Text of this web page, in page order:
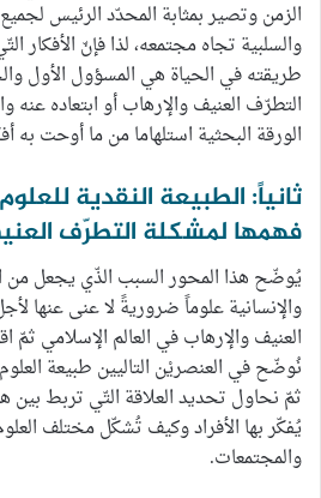
الزمن وتصير بمثابة المحدّد الرئيس
والسلبية تجاه مجتمعه، لذا فإنّ الأفكار
طريقته في الحياة هي المسؤول الأول
التطرّف العنيف والإرهاب أو ابتعاده
الورقة البحثية استلهاما من ما أوحت به
ثانياً: الطبيعة النقدية
فهمها لمشكلة التطرّف
يُوضّح هذا المحور السبب الذّي يجعل من
والإنسانية علوماً ضروريةً لا عنى عنها
العنيف والإرهاب في العالم الإسلامي
نُوضّح في العنصريْن التاليين طبيعة
ثمّ نحاول تحديد العلاقة التّي تربط بين
يُفكّر بها الأفراد وكيف تُشكّل مختلف
والمجتمعات.